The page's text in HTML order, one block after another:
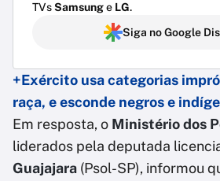
TVsSamsunge LG.
Siga no Google
+Exército usa categorias
raça, e esconde negros e
Em resposta, o Ministério dos
liderados pela deputada
Guajajara (Psol-SP), informou